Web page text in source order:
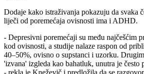
Dodaje kako istraživanja pokazuju da svaka
liječi od poremećaja ovisnosti ima i ADHD.
- Depresivni poremećaji su među najčešćim
kod ovisnosti, a studije nalaze raspon od
40–50%, ovisno o supstanci i uzorku.
'izvana' izgleda kao bahatluk, unutra je često
- rekla je Kneževič i predložila da se